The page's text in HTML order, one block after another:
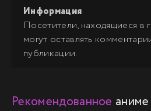
Информация
Посетители, находящиеся в
могут оставлять
публикации.
Рекомендованное аниме